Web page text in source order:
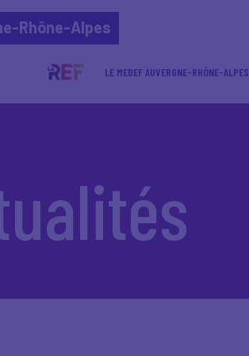
Rhône-Alpes
LE MEDEF AUVERGNE-RHÔNE-ALPES